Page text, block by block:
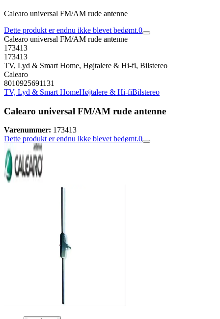
Calearo universal FM/AM rude antenne
Dette produkt er endnu ikke blevet bedømt.0
Calearo universal FM/AM rude antenne
173413
173413
TV, Lyd & Smart Home, Højtalere & Hi-fi, Bilstereo
Calearo
8010925691131
TV, Lyd & Smart HomeHøjtalere & Hi-fiBilstereo
Calearo universal FM/AM rude antenne
Varenummer: 173413
Dette produkt er endnu ikke blevet bedømt.0